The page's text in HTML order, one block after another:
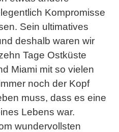
Kompromisse
Sein ultimatives
deshalb waren wir
Tage Ostküste
Miami mit so vielen
noch der Kopf
muss, dass es eine
Lebens war.
wundervollsten